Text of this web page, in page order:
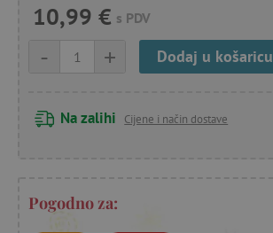
10,99 € s PDV
+
- Dodaj u košaricu
Na zalihi Cijene i način dostave
Pogodno za: